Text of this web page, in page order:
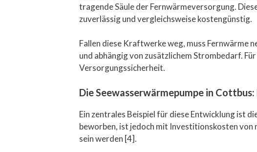
tragende Säule der Fernwärmeversorgung.
zuverlässig und vergleichsweise kostengünstig.
Fallen diese Kraftwerke weg, muss Fernwärme
und abhängig von zusätzlichem Strombedarf.
Versorgungssicherheit.
Die Seewasserwärmepumpe in
Ein zentrales Beispiel für diese Entwicklung ist
beworben, ist jedoch mit Investitionskosten von
sein werden [4].